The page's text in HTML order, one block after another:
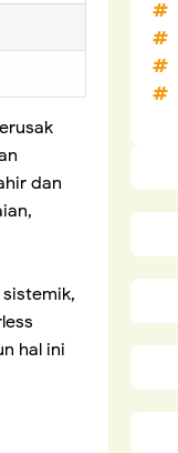
dan
hal ini